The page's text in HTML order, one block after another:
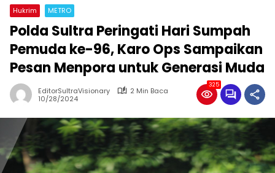
Hukrim METRO
Polda Sultra Peringati Hari Sumpah
Pemuda ke-96, Karo Ops Sampaikan
Pesan Menpora untuk Generasi Muda
EditorSultraVisionary
2 Min Baca
10/28/2024
325